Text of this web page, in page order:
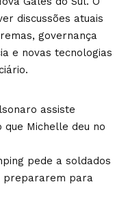
discussões atuais
governança
e novas tecnologias
assiste
Michelle deu no
pede a soldados
prepararem para